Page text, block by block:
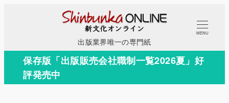
コ
テ
出版業界唯一の専門紙
MENU
保存版「出版販売会社職制一覧2026夏」好
評発売中